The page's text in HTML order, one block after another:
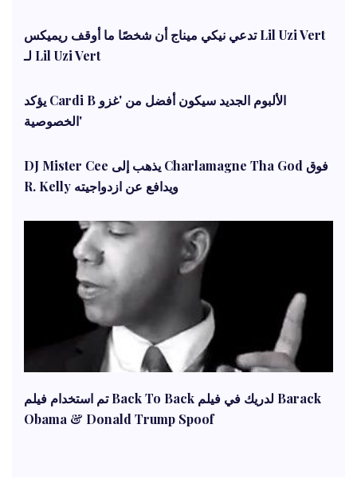
تدعي نيكي ميناج أن شخصًا ما أوقف ريميكس Lil Uzi Vert
لـ Lil Uzi Vert
يؤكد Cardi B الألبوم الجديد سيكون أفضل من 'غزو
الخصوصية'
DJ Mister Cee يذهب إلى Charlamagne Tha God فوق
R. Kelly ويدافع عن ازدواجيته
تم استخدام فيلم Back To Back لدريك في فيلم Barack
Obama & Donald Trump Spoof